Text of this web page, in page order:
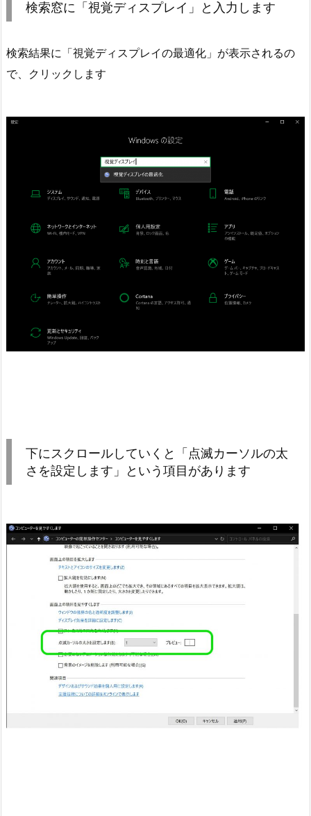
検索窓に「視覚ディスプレイ」と入力します
検索結果に「視覚ディスプレイの最適化」が表示されるの
で、クリックします
下にスクロールしていくと「点滅カーソルの太
さを設定します」という項目があります